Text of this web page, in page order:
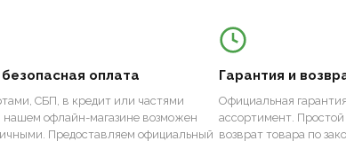
безопасная оплата
СБП, в кредит или частями
нашем офлайн-магазине возможен
Предоставляем официальный
Гарантия и
Официальная
ассортимент.
возврат товара по